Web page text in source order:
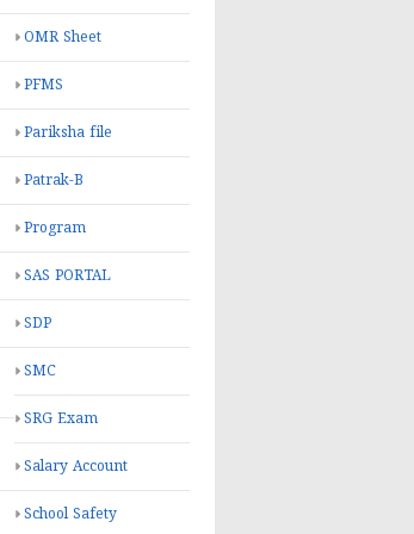
OMR Sheet
PFMS
Pariksha file
Patrak-B
Program
SAS PORTAL
SDP
SMC
SRG Exam
Salary Account
School Safety